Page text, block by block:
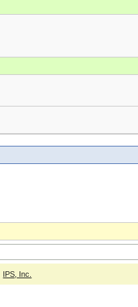
IPS, Inc.